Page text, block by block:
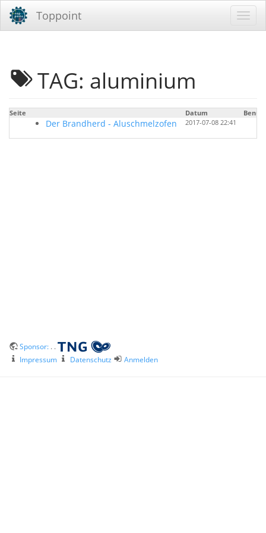
Toppoint
TAG: aluminium
Seite Datum
Der Brandherd - Aluschmelzofen 2017-07-08 22:41
Sponsor: . .
Impressum
Datenschutz Anmelden